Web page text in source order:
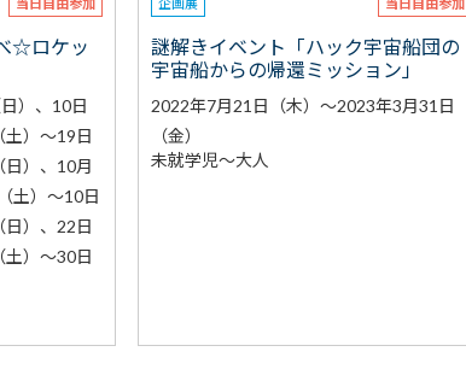
☆ロケッ
）、10日
土）～19日
日）、10月
土）～10日
日）、22日
土）～30日
謎解きイベント「ハック宇宙船団の
宇宙船からの帰還ミッション」
2022年7月21日（木）～2023年3月31日
（金）
未就学児～大人